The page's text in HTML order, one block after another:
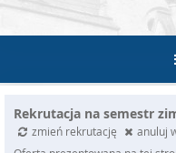
Rekrutacja na semestr
zmień rekrutację
anuluj